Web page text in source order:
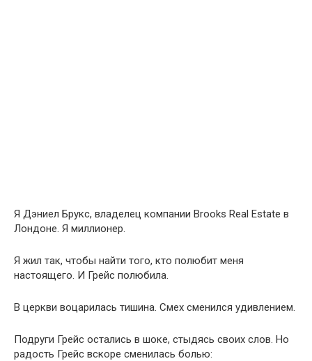
Я Дэниел Брукс, владелец компании Brooks Real Estate в
Лондоне. Я миллионер.
Я жил так, чтобы найти того, кто полюбит меня
настоящего. И Грейс полюбила.
В церкви воцарилась тишина. Смех сменился удивлением.
Подруги Грейс остались в шоке, стыдясь своих слов. Но
радость Грейс вскоре сменилась болью: